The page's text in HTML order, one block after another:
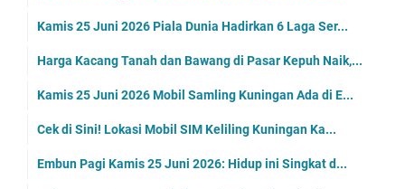
Kamis 25 Juni 2026 Piala Dunia Hadirkan 6 Laga Ser...
Harga Kacang Tanah dan Bawang di Pasar Kepuh Naik,...
Kamis 25 Juni 2026 Mobil Samling Kuningan Ada di E...
Cek di Sini! Lokasi Mobil SIM Keliling Kuningan Ka...
Embun Pagi Kamis 25 Juni 2026: Hidup ini Singkat d...